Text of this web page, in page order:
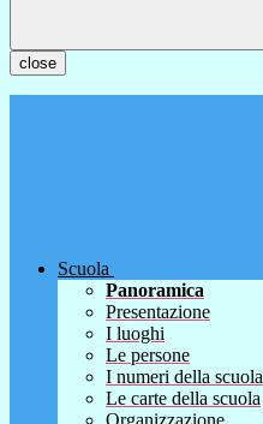
close
Scuola
Panoramica
Presentazione
I luoghi
Le persone
I numeri della scuola
Le carte della scuola